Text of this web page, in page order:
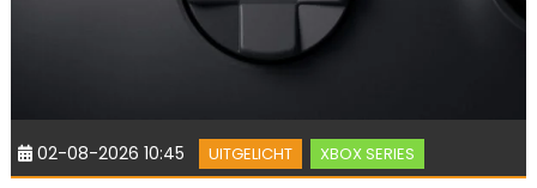
02-08-2026 10:45 UITGELICHT XBOX SERIES